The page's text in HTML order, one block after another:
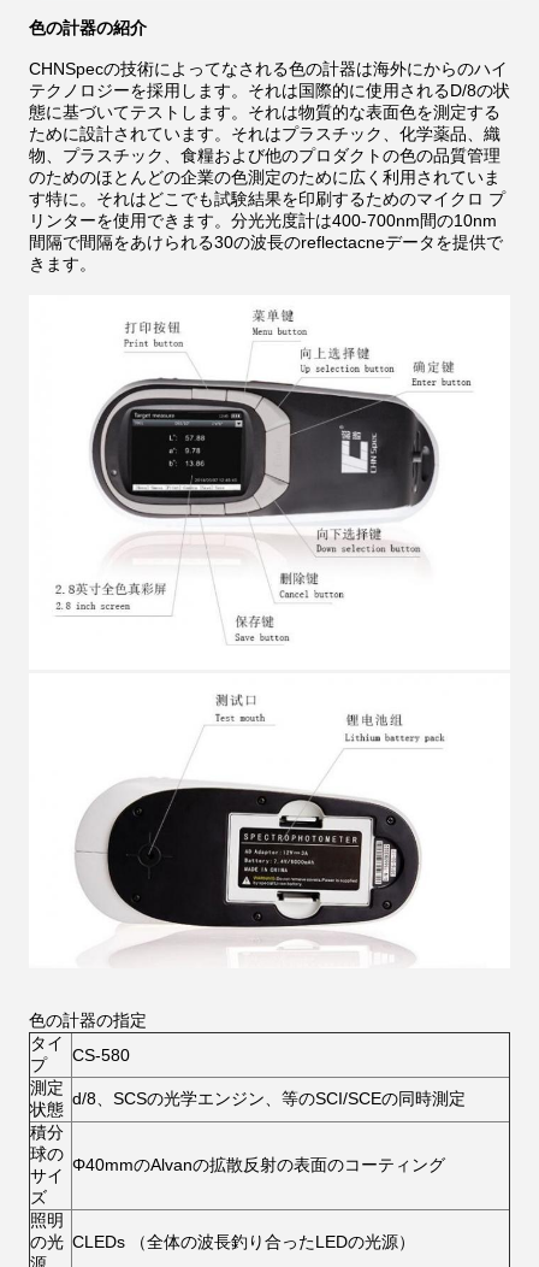
色の計器の紹介
CHNSpecの技術によってなされる色の計器は海外にからのハイ
テクノロジーを採用します。それは国際的に使用されるD/8の状
態に基づいてテストします。それは物質的な表面色を測定する
ために設計されています。それはプラスチック、化学薬品、織
物、プラスチック、食糧および他のプロダクトの色の品質管理
のためのほとんどの企業の色測定のために広く利用されていま
す特に。それはどこでも試験結果を印刷するためのマイクロ プ
リンターを使用できます。分光光度計は400-700nm間の10nm
間隔で間隔をあけられる30の波長のreflectacneデータを提供で
きます。
色の計器の指定
タイ
プ
CS-580
測定
状態
d/8、SCSの光学エンジン、等のSCI/SCEの同時測定
積分
球の
サイ
ズ
Φ40mmのAlvanの拡散反射の表面のコーティング
照明
の光 CLEDs （全体の波長釣り合ったLEDの光源）